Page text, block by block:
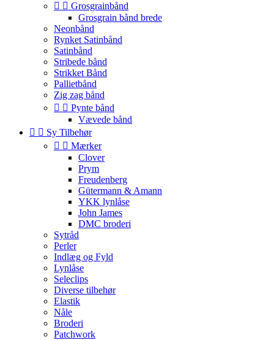
  Grosgrainbånd
Grosgrain bånd brede
Neonbånd
Rynket Satinbånd
Satinbånd
Stribede bånd
Strikket Bånd
Pallietbånd
Zig zag bånd
  Pynte bånd
Vævede bånd
  Sy Tilbehør
  Mærker
Clover
Prym
Freudenberg
Gütermann & Amann
YKK lynlåse
John James
DMC broderi
Sytråd
Perler
Indlæg og Fyld
Lynlåse
Seleclips
Diverse tilbehør
Elastik
Nåle
Broderi
Patchwork